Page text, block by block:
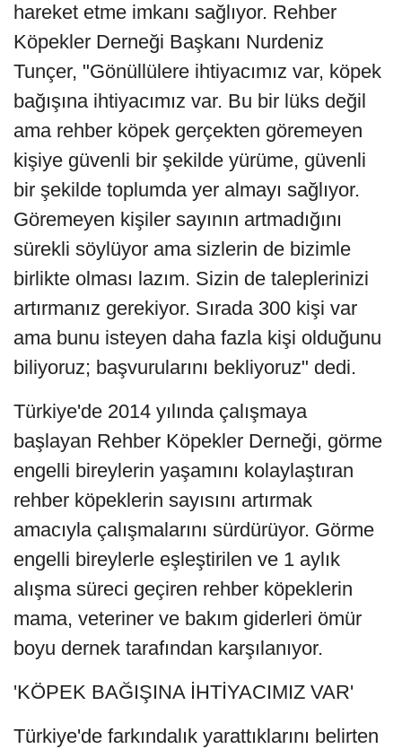
hareket etme imkanı sağlıyor. Rehber
Köpekler Derneği Başkanı Nurdeniz
Tunçer, "Gönüllülere ihtiyacımız var, köpek
bağışına ihtiyacımız var. Bu bir lüks değil
ama rehber köpek gerçekten göremeyen
kişiye güvenli bir şekilde yürüme, güvenli
bir şekilde toplumda yer almayı sağlıyor.
Göremeyen kişiler sayının artmadığını
sürekli söylüyor ama sizlerin de bizimle
birlikte olması lazım. Sizin de taleplerinizi
artırmanız gerekiyor. Sırada 300 kişi var
ama bunu isteyen daha fazla kişi olduğunu
biliyoruz; başvurularını bekliyoruz" dedi.
Türkiye'de 2014 yılında çalışmaya
başlayan Rehber Köpekler Derneği, görme
engelli bireylerin yaşamını kolaylaştıran
rehber köpeklerin sayısını artırmak
amacıyla çalışmalarını sürdürüyor. Görme
engelli bireylerle eşleştirilen ve 1 aylık
alışma süreci geçiren rehber köpeklerin
mama, veteriner ve bakım giderleri ömür
boyu dernek tarafından karşılanıyor.
'KÖPEK BAĞIŞINA İHTİYACIMIZ VAR'
Türkiye'de farkındalık yarattıklarını belirten